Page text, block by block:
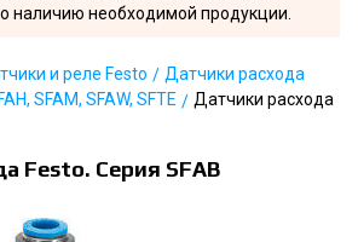
наличию необходимой продукции.
и реле Festo
Датчики расхода
SFAM, SFAW, SFTE
Датчики расхода
Festo. Серия SFAB